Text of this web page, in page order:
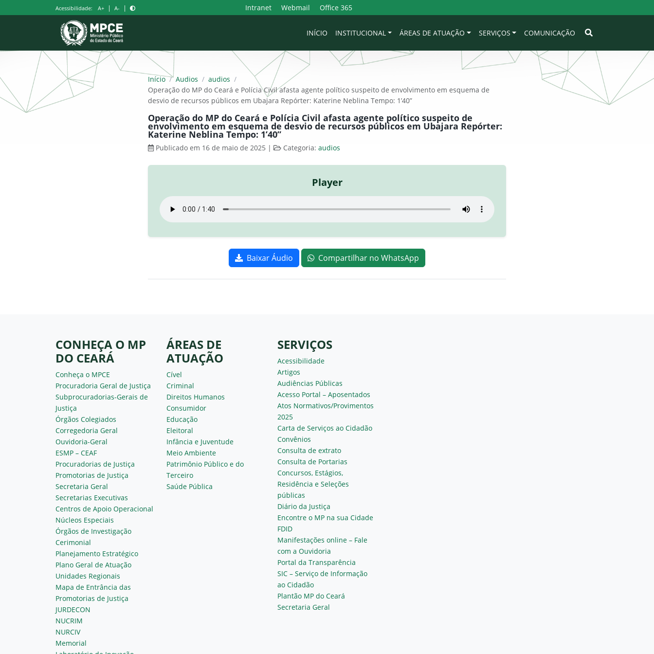
para
Acessibilidade: A+ | A- | Intranet Webmail Office 365
INÍCIO INSTITUCIONAL ÁREAS DE ATUAÇÃO SERVIÇOS COMUNICAÇÃO
Início / Audios / audios /
Operação do MP do Ceará e Polícia Civil afasta agente político suspeito de envolvimento em esquema de
desvio de recursos públicos em Ubajara Repórter: Katerine Neblina Tempo: 1’40”
Operação do MP do Ceará e Polícia Civil afasta agente político suspeito de
envolvimento em esquema de desvio de recursos públicos em Ubajara Repórter:
Katerine Neblina Tempo: 1’40”
Publicado em 16 de maio de 2025 | Categoria: audios
Player
Baixar Áudio Compartilhar no WhatsApp
CONHEÇA O MP
DO CEARÁ
Conheça o MPCE
Procuradoria Geral de Justiça
Subprocuradorias-Gerais de
Justiça
Órgãos Colegiados
Corregedoria Geral
Ouvidoria-Geral
ESMP – CEAF
Procuradorias de Justiça
Promotorias de Justiça
Secretaria Geral
Secretarias Executivas
Centros de Apoio Operacional
Núcleos Especiais
Órgãos de Investigação
Cerimonial
Planejamento Estratégico
Plano Geral de Atuação
Unidades Regionais
Mapa de Entrância das
Promotorias de Justiça
JURDECON
NUCRIM
NURCIV
Memorial
ÁREAS DE
ATUAÇÃO
Cível
Criminal
Direitos Humanos
Consumidor
Educação
Eleitoral
Infância e Juventude
Meio Ambiente
Patrimônio Público e do
Terceiro
Saúde Pública
SERVIÇOS
Acessibilidade
Artigos
Audiências Públicas
Acesso Portal – Aposentados
Atos Normativos/Provimentos
2025
Carta de Serviços ao Cidadão
Convênios
Consulta de extrato
Consulta de Portarias
Concursos, Estágios,
Residência e Seleções
públicas
Diário da Justiça
Encontre o MP na sua Cidade
FDID
Manifestações online – Fale
com a Ouvidoria
Portal da Transparência
SIC – Serviço de Informação
ao Cidadão
Plantão MP do Ceará
Secretaria Geral